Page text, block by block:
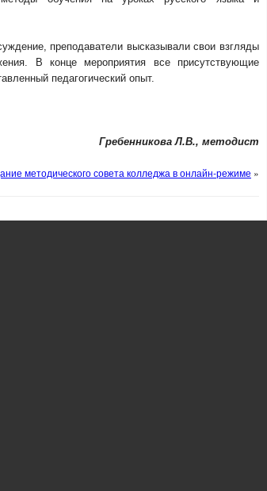
преподаватели высказывали свои взгляды
В конце мероприятия все присутствующие
педагогический опыт.
Гребенникова Л.В., методист
методического совета колледжа в онлайн-режиме »